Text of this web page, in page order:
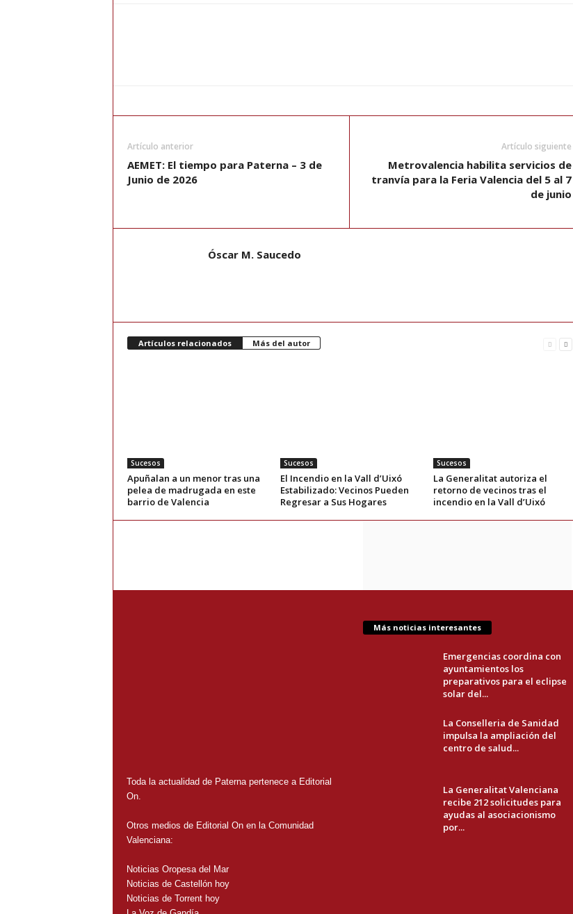
Artículo anterior
AEMET: El tiempo para Paterna – 3 de
Junio de 2026
Artículo siguiente
Metrovalencia habilita servicios de
tranvía para la Feria Valencia del 5 al 7
de junio
Óscar M. Saucedo
Artículos relacionados Más del autor
Sucesos
Apuñalan a un menor tras una
pelea de madrugada en este
barrio de Valencia
Sucesos
El Incendio en la Vall d’Uixó
Estabilizado: Vecinos Pueden
Regresar a Sus Hogares
Sucesos
La Generalitat autoriza el
retorno de vecinos tras el
incendio en la Vall d’Uixó
Toda la actualidad de Paterna pertenece a Editorial
On.
Otros medios de Editorial On en la Comunidad
Valenciana:
Noticias Oropesa del Mar
Noticias de Castellón hoy
Noticias de Torrent hoy
Más noticias interesantes
Emergencias coordina con
ayuntamientos los
preparativos para el eclipse
solar del...
La Conselleria de Sanidad
impulsa la ampliación del
centro de salud...
La Generalitat Valenciana
recibe 212 solicitudes para
ayudas al asociacionismo
por...